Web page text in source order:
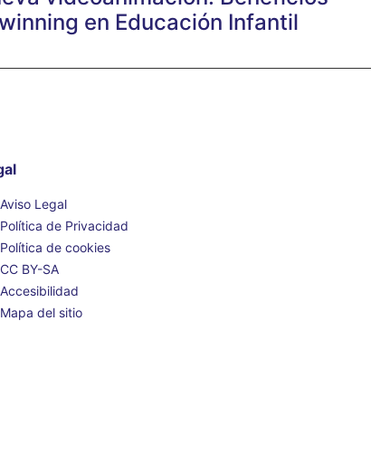
en Educación Infantil
Aviso Legal
Política de Privacidad
Política de cookies
CC BY-SA
Accesibilidad
Mapa del sitio